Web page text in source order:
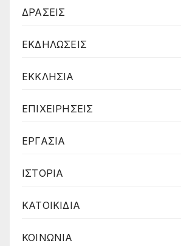
ΔΡΑΣΕΙΣ
ΕΚΔΗΛΩΣΕΙΣ
ΕΚΚΛΗΣΙΑ
ΕΠΙΧΕΙΡΗΣΕΙΣ
ΕΡΓΑΣΙΑ
ΙΣΤΟΡΙΑ
ΚΑΤΟΙΚΙΔΙΑ
ΚΟΙΝΩΝΙΑ